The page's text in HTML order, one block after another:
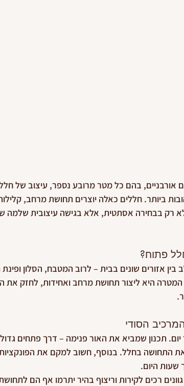
אורבניים, בהם כל מטר מרובע נספר, עיצוב של
ביותר. חללים כאלה יוצרים תחושת מרחב,
רק בבחירה אסתטית, אלא בגישה עיצובית שלמה
פתוח?
אזורים שונים בבית – לרוב המטבח, הסלון
היא ליצור תחושת מרחב ואחידות, לחזק את
הסודי
יום. תכנון שמביא את האור פנימה – דרך פתחים
התחושה בחלל. בנוסף, חשוב למקם את
שעות היום.
גוונים רכים לקירות וריצוף בהיר יתרמו אף הם